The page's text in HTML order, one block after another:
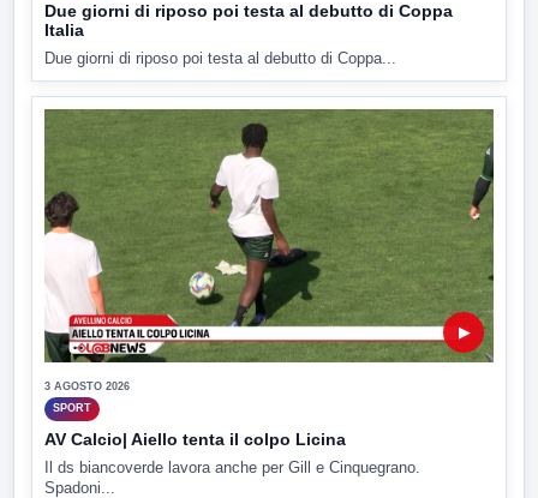
Due giorni di riposo poi testa al debutto di Coppa
Italia
Due giorni di riposo poi testa al debutto di Coppa...
▶
3 AGOSTO 2026
SPORT
AV Calcio| Aiello tenta il colpo Licina
Il ds biancoverde lavora anche per Gill e Cinquegrano.
Spadoni...